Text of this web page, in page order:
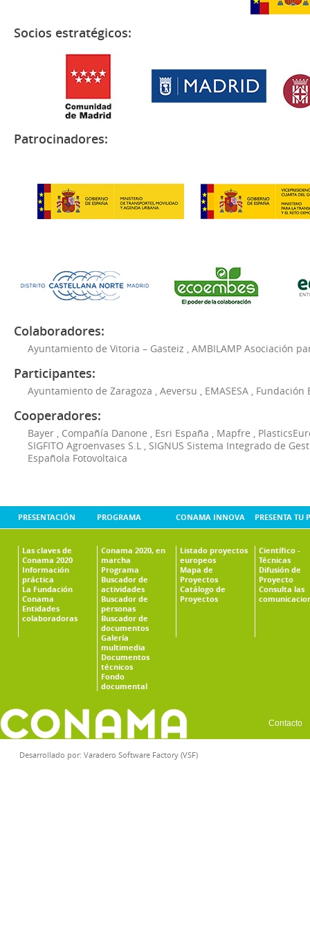
Socios estratégicos:
Patrocinadores:
Colaboradores:
Ayuntamiento de Vitoria – Gasteiz , AMBILAMP Asociación
Participantes:
Ayuntamiento de Zaragoza , Aeversu , EMASESA , Fundación
Cooperadores:
Bayer , Compañía Danone , Esri España , Mapfre ,
SIGFITO Agroenvases S.L , SIGNUS Sistema Integrado de
Española Fotovoltaica
PRESENTACIÓN
Las claves de
Conama 2020
Información
práctica
La Fundación
Conama
Entidades
colaboradoras
PROGRAMA
Conama 2020, en
marcha
Programa
Buscador de
actividades
Buscador de
personas
Buscador de
documentos
Galería
multimedia
Documentos
técnicos
Fondo
documental
CONAMA INNOVA
Listado proyectos
europeos
Mapa de
Proyectos
Catálogo de
Proyectos
PRESENTA TU
Científico -
Técnicas
Difusión de
Proyecto
Consulta las
Contacto
Desarrollado por: Varadero Software Factory (VSF)